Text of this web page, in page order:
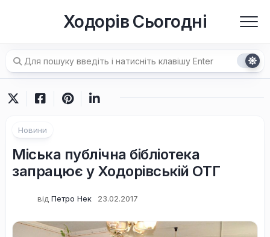
Ходорів Сьогодні
Новини
Міська публічна бібліотека
запрацює у Ходорівській ОТГ
від Петро Нек 23.02.2017